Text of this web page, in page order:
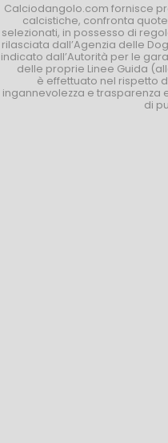
Calciodangolo.com fornisce
calcistiche, confronta
selezionati, in possesso di
rilasciata dall’Agenzia delle
indicato dall’Autorità per le
delle proprie Linee Guida
è effettuato nel rispetto
ingannevolezza e trasparenza
di